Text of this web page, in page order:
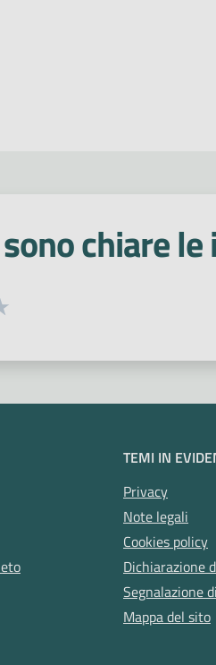
chiare
valutazione da 1 a 5 stelle
TEMI IN
Privacy
Note legali
Cookies policy
Dichiarazione
Segnalazione
Mappa del sito